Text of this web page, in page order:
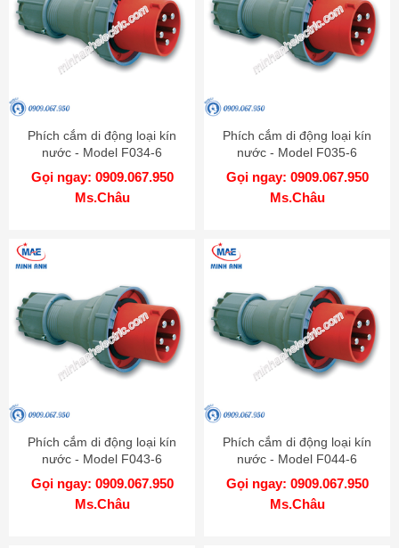
Phích cắm di động loại kín
nước - Model F034-6
Gọi ngay: 0909.067.950
Ms.Châu
Phích cắm di động loại kín
nước - Model F035-6
Gọi ngay: 0909.067.950
Ms.Châu
Phích cắm di động loại kín
nước - Model F043-6
Gọi ngay: 0909.067.950
Ms.Châu
Phích cắm di động loại kín
nước - Model F044-6
Gọi ngay: 0909.067.950
Ms.Châu